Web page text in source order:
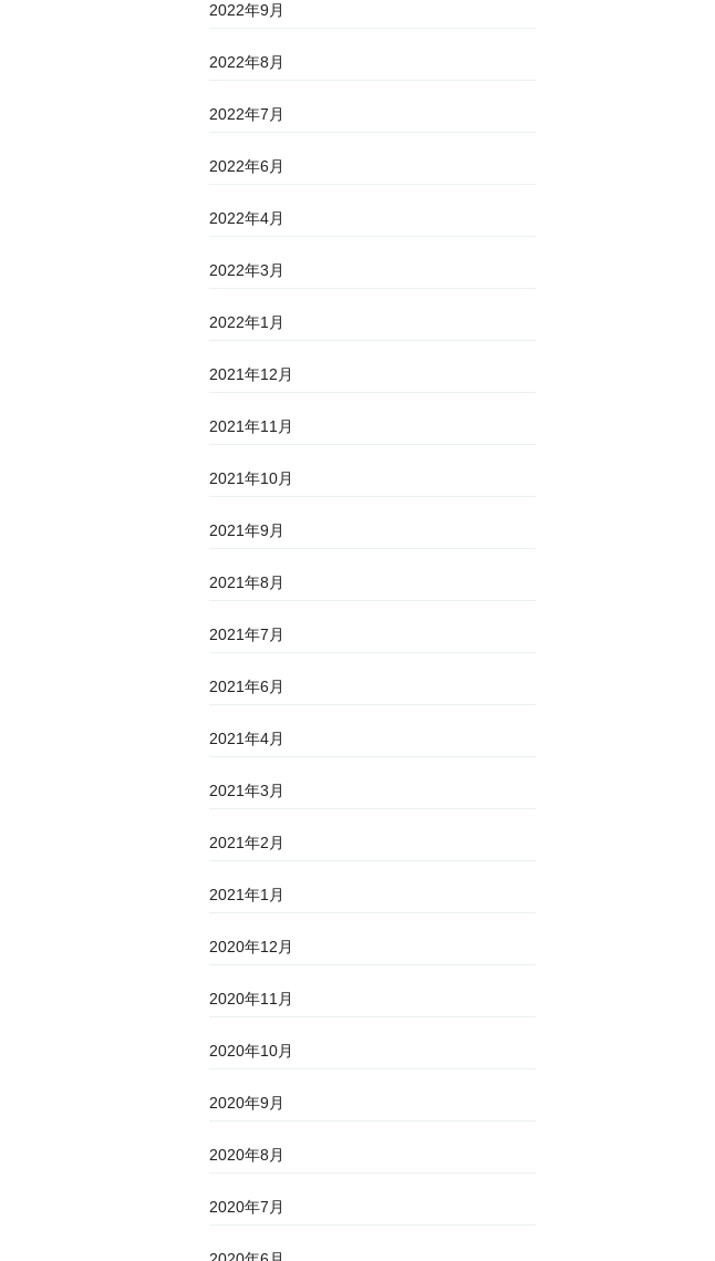
2022年9月
2022年8月
2022年7月
2022年6月
2022年4月
2022年3月
2022年1月
2021年12月
2021年11月
2021年10月
2021年9月
2021年8月
2021年7月
2021年6月
2021年4月
2021年3月
2021年2月
2021年1月
2020年12月
2020年11月
2020年10月
2020年9月
2020年8月
2020年7月